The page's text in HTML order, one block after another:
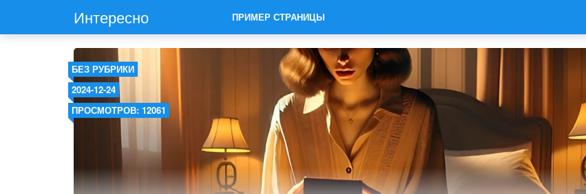
Интересно ПРИМЕР СТРАНИЦЫ
БЕЗ РУБРИКИ
2024-12-24
ПРОСМОТРОВ: 12061